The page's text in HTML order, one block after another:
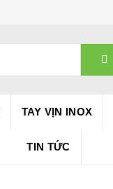
TAY VỊN INOX
TIN TỨC